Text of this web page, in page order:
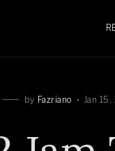
by Fazriano Jan